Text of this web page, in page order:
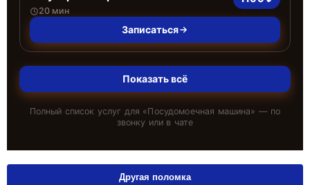
20 мин
Записаться
Показать всё
Полный список услуг для «Посудомоечная машина» — по
звонку или в чате
Другая поломка